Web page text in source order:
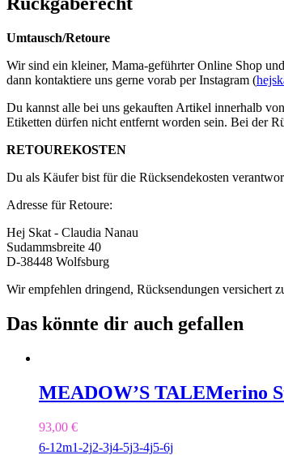
Umtausch/Retoure
Wir sind ein kleiner, Mama-geführter Online Shop
dann kontaktiere uns gerne vorab per Instagram (
Du kannst alle bei uns gekauften Artikel innerhalb
Etiketten dürfen nicht entfernt worden sein. Bei der
RETOUREKOSTEN
Du als Käufer bist für die Rücksendekosten
Adresse für Retoure:
Hej Skat - Claudia Nanau
Sudammsbreite 40
D-38448 Wolfsburg
Wir empfehlen dringend, Rücksendungen versichert
Das könnte dir auch gefallen
MEADOW’S TALEMerino
93,00 €
6-12m1-2j2-3j4-5j3-4j5-6j